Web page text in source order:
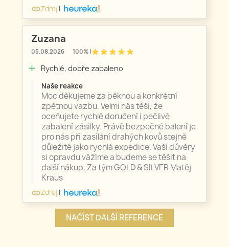
linkZdroj |
Zuzana
05.08.2026 100% |starstarstarstarstar
add Rychlé, dobře zabaleno
Naše reakce
Moc děkujeme za pěknou a konkrétní
zpětnou vazbu. Velmi nás těší, že
oceňujete rychlé doručení i pečlivé
zabalení zásilky. Právě bezpečné balení je
pro nás při zasílání drahých kovů stejně
důležité jako rychlá expedice. Vaší důvěry
si opravdu vážíme a budeme se těšit na
další nákup. Za tým GOLD & SILVER Matěj
Kraus
linkZdroj |
NAČÍST DALŠÍ REFERENCE